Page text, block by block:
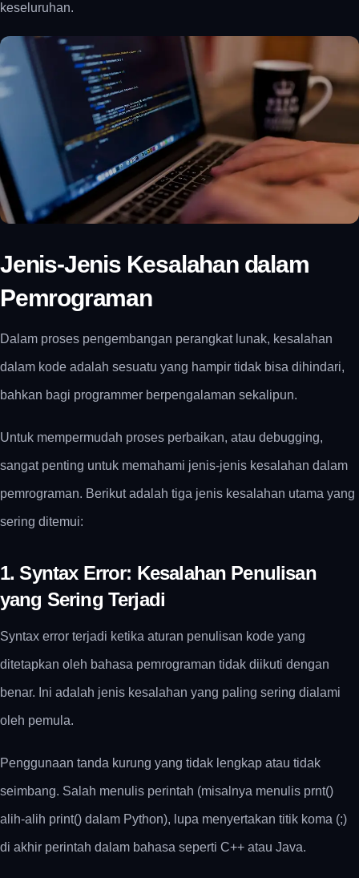
keseluruhan.
Jenis-Jenis Kesalahan dalam
Pemrograman
Dalam proses pengembangan perangkat lunak, kesalahan
dalam kode adalah sesuatu yang hampir tidak bisa dihindari,
bahkan bagi programmer berpengalaman sekalipun.
Untuk mempermudah proses perbaikan, atau debugging,
sangat penting untuk memahami jenis-jenis kesalahan dalam
pemrograman. Berikut adalah tiga jenis kesalahan utama yang
sering ditemui:
1. Syntax Error: Kesalahan Penulisan
yang Sering Terjadi
Syntax error terjadi ketika aturan penulisan kode yang
ditetapkan oleh bahasa pemrograman tidak diikuti dengan
benar. Ini adalah jenis kesalahan yang paling sering dialami
oleh pemula.
Penggunaan tanda kurung yang tidak lengkap atau tidak
seimbang. Salah menulis perintah (misalnya menulis prnt()
alih-alih print() dalam Python), lupa menyertakan titik koma (;)
di akhir perintah dalam bahasa seperti C++ atau Java.